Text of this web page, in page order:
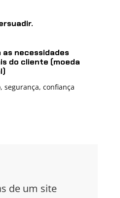
as necessidades
do cliente (moeda
segurança, confiança
de um site